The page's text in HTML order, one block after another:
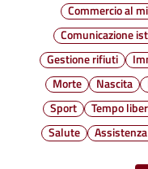
Commercio al
Comunicazione
Gestione rifiuti
Morte
Nascita
Sport
Tempo
Salute